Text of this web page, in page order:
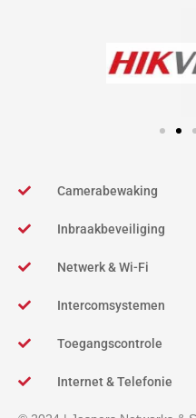
Camerabewaking
Inbraakbeveiliging
Netwerk & Wi-Fi
Intercomsystemen
Toegangscontrole
Internet & Telefonie